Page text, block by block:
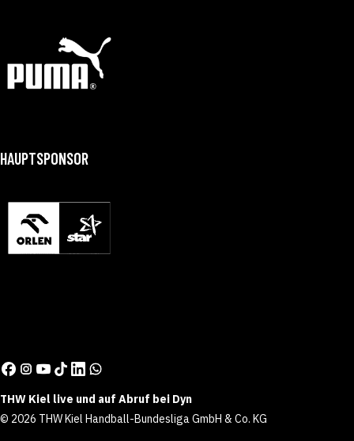
HAUPTSPONSOR
THW Kiel live und auf Abruf bei Dyn
© 2026 THW Kiel Handball-Bundesliga GmbH & Co. KG